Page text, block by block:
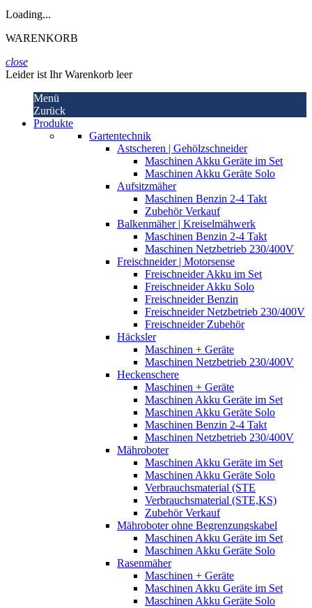
Loading...
WARENKORB
close
Leider ist Ihr Warenkorb leer
Menü
Zurück
Produkte
Gartentechnik
Astscheren | Gehölzschneider
Maschinen Akku Geräte im Set
Maschinen Akku Geräte Solo
Aufsitzmäher
Maschinen Benzin 2-4 Takt
Zubehör Verkauf
Balkenmäher | Kreiselmähwerk
Maschinen Benzin 2-4 Takt
Maschinen Netzbetrieb 230/400V
Freischneider | Motorsense
Freischneider Akku im Set
Freischneider Akku Solo
Freischneider Benzin
Freischneider Netzbetrieb 230/400V
Freischneider Zubehör
Häcksler
Maschinen + Geräte
Maschinen Netzbetrieb 230/400V
Heckenschere
Maschinen + Geräte
Maschinen Akku Geräte im Set
Maschinen Akku Geräte Solo
Maschinen Benzin 2-4 Takt
Maschinen Netzbetrieb 230/400V
Mähroboter
Maschinen Akku Geräte im Set
Maschinen Akku Geräte Solo
Verbrauchsmaterial (STE
Verbrauchsmaterial (STE,KS)
Zubehör Verkauf
Mähroboter ohne Begrenzungskabel
Maschinen Akku Geräte im Set
Maschinen Akku Geräte Solo
Rasenmäher
Maschinen + Geräte
Maschinen Akku Geräte im Set
Maschinen Akku Geräte Solo